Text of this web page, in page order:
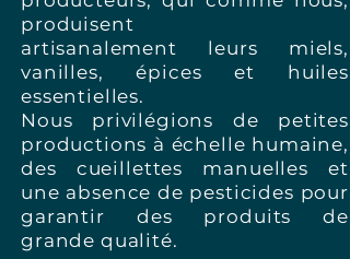
produisent
artisanalement leurs miels,
vanilles, épices et huiles
essentielles.
Nous privilégions de petites
productions à échelle humaine,
des cueillettes manuelles et
une absence de pesticides pour
garantir des produits de
grande qualité.